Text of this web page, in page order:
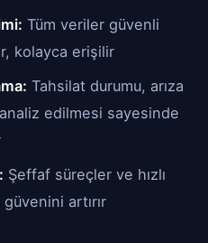
Tüm veriler güvenli
kolayca erişilir
Tahsilat durumu, arıza
analiz edilmesi sayesinde
Şeffaf süreçler ve hızlı
artırır